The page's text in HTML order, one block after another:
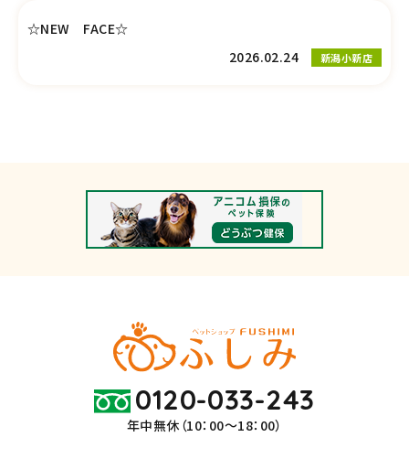
☆NEW FACE☆
2026.02.24
新潟小新店
0120-033-243
年中無休（10：00～18：00）